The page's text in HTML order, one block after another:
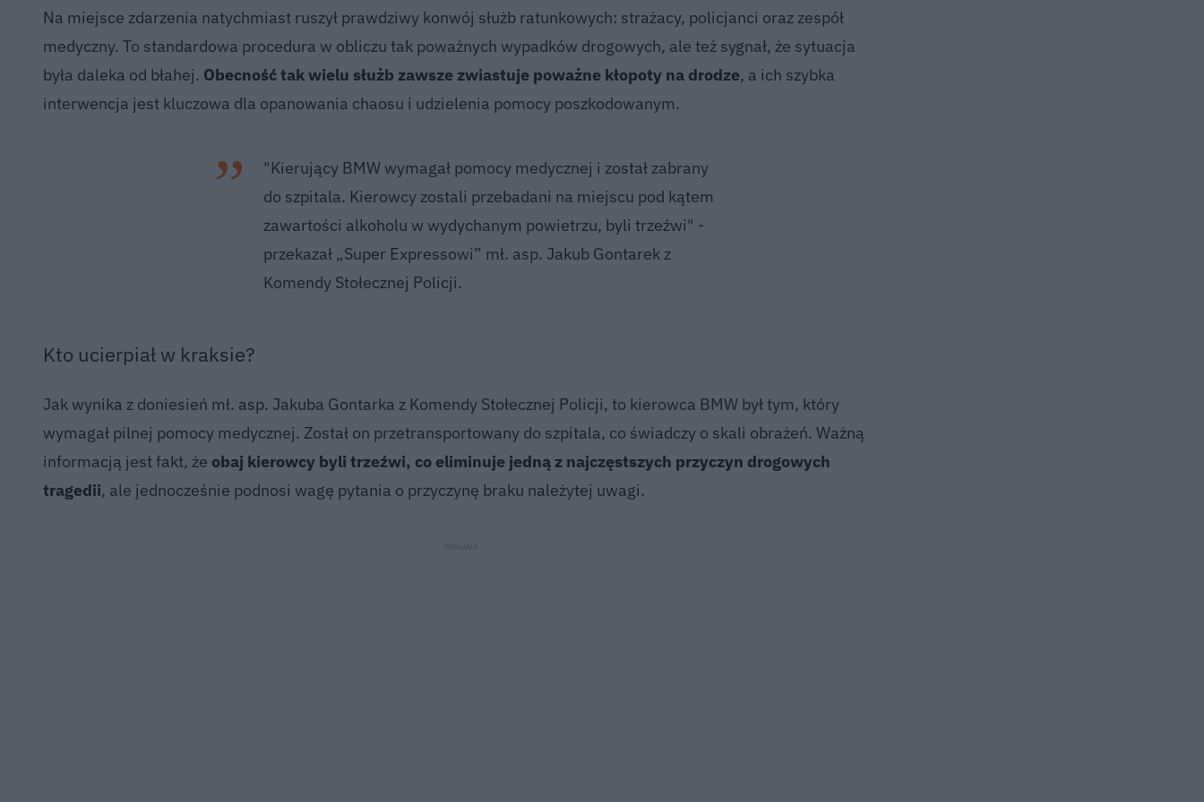
Na miejsce zdarzenia natychmiast ruszył prawdziwy konwój służb ratunkowych: strażacy, policjanci oraz zespół
medyczny. To standardowa procedura w obliczu tak poważnych wypadków drogowych, ale też sygnał, że sytuacja
była daleka od błahej. Obecność tak wielu służb zawsze zwiastuje poważne kłopoty na drodze, a ich szybka
interwencja jest kluczowa dla opanowania chaosu i udzielenia pomocy poszkodowanym.
"Kierujący BMW wymagał pomocy medycznej i został zabrany
do szpitala. Kierowcy zostali przebadani na miejscu pod kątem
zawartości alkoholu w wydychanym powietrzu, byli trzeźwi" -
przekazał „Super Expressowi” mł. asp. Jakub Gontarek z
Komendy Stołecznej Policji.
Kto ucierpiał w kraksie?
Jak wynika z doniesień mł. asp. Jakuba Gontarka z Komendy Stołecznej Policji, to kierowca BMW był tym, który
wymagał pilnej pomocy medycznej. Został on przetransportowany do szpitala, co świadczy o skali obrażeń. Ważną
informacją jest fakt, że obaj kierowcy byli trzeźwi, co eliminuje jedną z najczęstszych przyczyn drogowych
tragedii, ale jednocześnie podnosi wagę pytania o przyczynę braku należytej uwagi.